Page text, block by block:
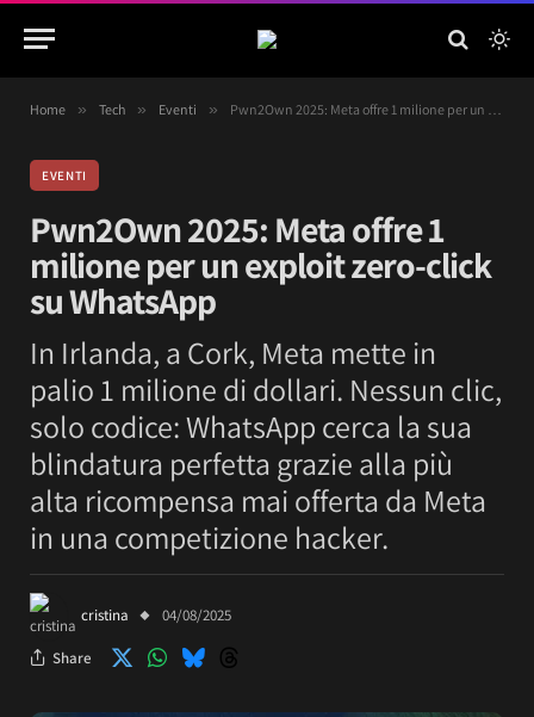
Home » Tech » Eventi » Pwn2Own 2025: Meta offre 1 milione per un exploit zero-click su WhatsApp
EVENTI
Pwn2Own 2025: Meta offre 1
milione per un exploit zero-click
su WhatsApp
In Irlanda, a Cork, Meta mette in
palio 1 milione di dollari. Nessun clic,
solo codice: WhatsApp cerca la sua
blindatura perfetta grazie alla più
alta ricompensa mai offerta da Meta
in una competizione hacker.
cristina 04/08/2025
Share